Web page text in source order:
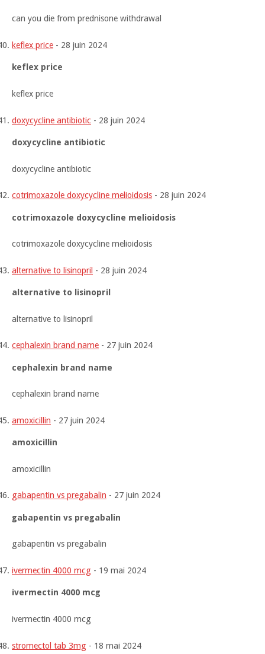
can you die from prednisone withdrawal
keflex price - 28 juin 2024
keflex price
keflex price
doxycycline antibiotic - 28 juin 2024
doxycycline antibiotic
doxycycline antibiotic
cotrimoxazole doxycycline melioidosis - 28 juin 2024
cotrimoxazole doxycycline melioidosis
cotrimoxazole doxycycline melioidosis
alternative to lisinopril - 28 juin 2024
alternative to lisinopril
alternative to lisinopril
cephalexin brand name - 27 juin 2024
cephalexin brand name
cephalexin brand name
amoxicillin - 27 juin 2024
amoxicillin
amoxicillin
gabapentin vs pregabalin - 27 juin 2024
gabapentin vs pregabalin
gabapentin vs pregabalin
ivermectin 4000 mcg - 19 mai 2024
ivermectin 4000 mcg
ivermectin 4000 mcg
stromectol tab 3mg - 18 mai 2024